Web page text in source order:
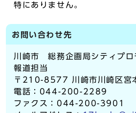
特にありません。
お問い合わせ先
川崎市 総務企画局シティプロ
報道担当
〒210-8577 川崎市川崎区宮
電話：044-200-2289
ファクス：044-200-3901